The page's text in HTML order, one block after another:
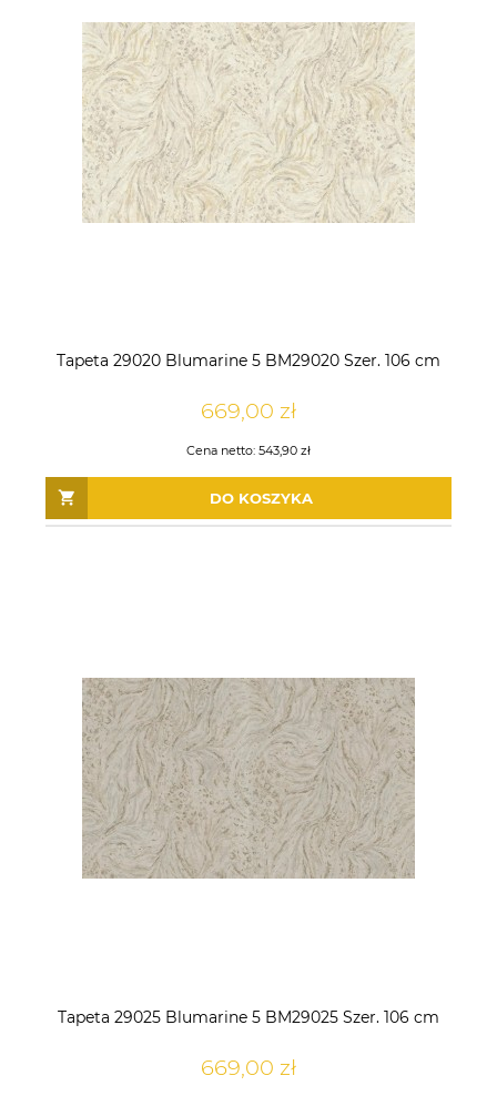
Tapeta 29020 Blumarine 5 BM29020 Szer. 106 cm
669,00 zł
Cena netto: 543,90 zł
DO KOSZYKA
Tapeta 29025 Blumarine 5 BM29025 Szer. 106 cm
669,00 zł